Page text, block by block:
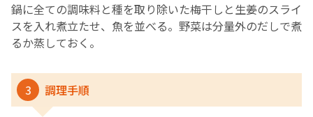
鍋に全ての調味料と種を取り除いた梅干しと生姜のスライ
スを入れ煮立たせ、魚を並べる。野菜は分量外のだしで煮
るか蒸しておく。
3 調理手順